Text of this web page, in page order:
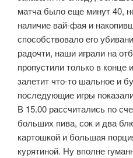
матча было еще минут 40,
наличие вай-фая и
способствовало его
радочти, наши играли на
пропустили только в
залетит что-то шальное и
последующие игры
В 15.00 рассчитались по
больших пива, сок и два
картошкой и большая
курятиной. Ну вполне